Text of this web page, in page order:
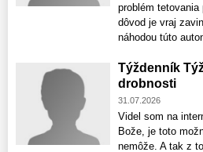
problém
dôvod je vraj
náhodou túto
Týždenník
drobnosti
31.07.2026
Videl som na
Bože, je toto
nemôže. A tak z